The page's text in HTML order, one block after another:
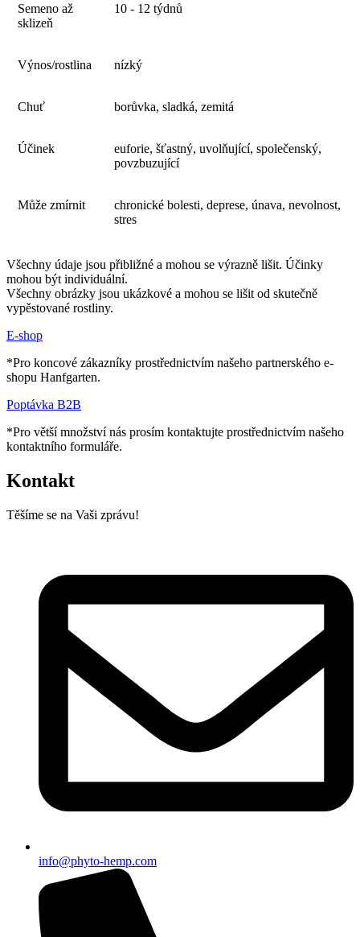
Semeno až
sklizeň
10 - 12 týdnů
Výnos/rostlina nízký
Chuť borůvka, sladká, zemitá
Účinek
euforie, šťastný, uvolňující, společenský,
povzbuzující
Může zmírnit
chronické bolesti, deprese, únava, nevolnost,
stres
Všechny údaje jsou přibližné a mohou se výrazně lišit. Účinky
mohou být individuální.
Všechny obrázky jsou ukázkové a mohou se lišit od skutečně
vypěstované rostliny.
E-shop
*Pro koncové zákazníky prostřednictvím našeho partnerského e-
shopu Hanfgarten.
Poptávka B2B
*Pro větší množství nás prosím kontaktujte prostřednictvím našeho
kontaktního formuláře.
Kontakt
Těšíme se na Vaši zprávu!
info@phyto-hemp.com